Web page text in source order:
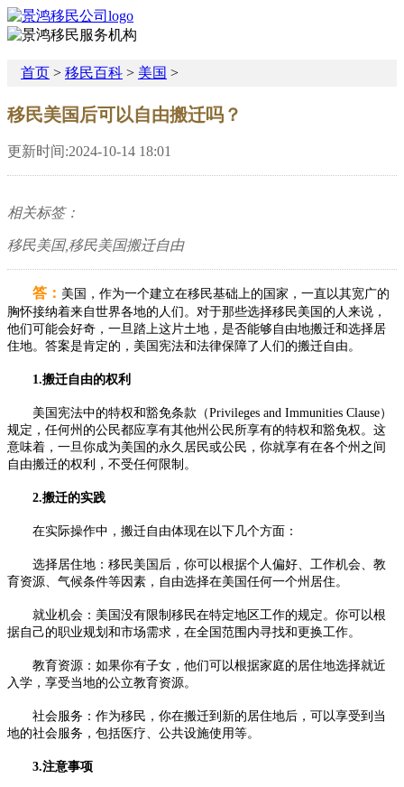
首页 > 移民百科 > 美国 >
移民美国后可以自由搬迁吗？
更新时间:2024-10-14 18:01
相关标签：
移民美国,移民美国搬迁自由
答： 美国，作为一个建立在移民基础上的国家，一直以其宽广的
胸怀接纳着来自世界各地的人们。对于那些选择移民美国的人来说，
他们可能会好奇，一旦踏上这片土地，是否能够自由地搬迁和选择居
住地。答案是肯定的，美国宪法和法律保障了人们的搬迁自由。
1.搬迁自由的权利
美国宪法中的特权和豁免条款（Privileges and Immunities Clause）
规定，任何州的公民都应享有其他州公民所享有的特权和豁免权。这
意味着，一旦你成为美国的永久居民或公民，你就享有在各个州之间
自由搬迁的权利，不受任何限制。
2.搬迁的实践
在实际操作中，搬迁自由体现在以下几个方面：
选择居住地：移民美国后，你可以根据个人偏好、工作机会、教
育资源、气候条件等因素，自由选择在美国任何一个州居住。
就业机会：美国没有限制移民在特定地区工作的规定。你可以根
据自己的职业规划和市场需求，在全国范围内寻找和更换工作。
教育资源：如果你有子女，他们可以根据家庭的居住地选择就近
入学，享受当地的公立教育资源。
社会服务：作为移民，你在搬迁到新的居住地后，可以享受到当
地的社会服务，包括医疗、公共设施使用等。
3.注意事项